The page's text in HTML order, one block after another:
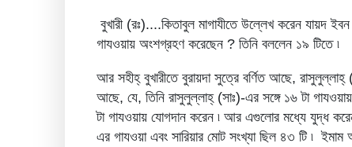
বুখারী (রঃ)....কিতাবুল মাগাযীতে উল্লেখ করেন যায়দ
গাযওয়ায় অংশগ্রহণ করেছেন ? তিনি বললেন ১৯ টিতে ৷
আর সহীহ্ বুখারীতে বুরায়দা সুত্রে বর্ণিত আছে,
আছে, যে, তিনি রাসুলুল্লাহ্ (সাঃ)-এর সঙ্গে ১৬ টা
টা গাযওয়ায় যোগদান করেন ৷ আর এগুলোর মধ্যে যুদ্ধ
এর গাযওয়া এবং সারিয়ার মোট সংখ্যা ছিল ৪৩ টি ৷